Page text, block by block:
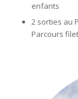
enfants
2 sorties au
Parcours